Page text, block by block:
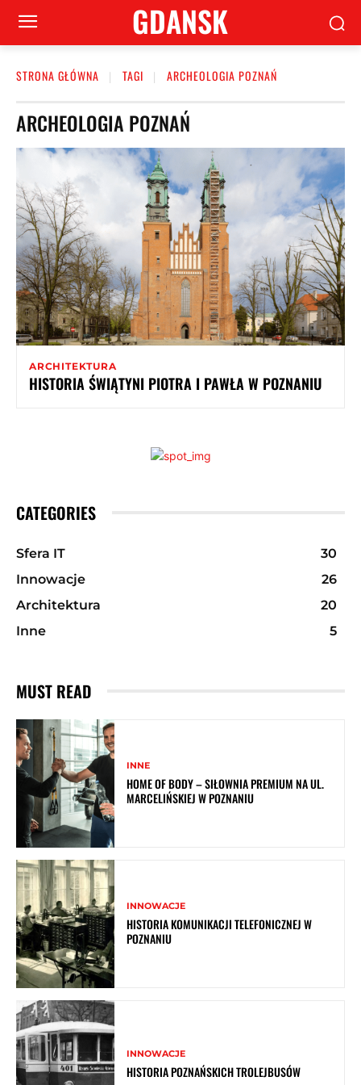
GDANSK
STRONA GŁÓWNA TAGI ARCHEOLOGIA POZNAŃ
ARCHEOLOGIA POZNAŃ
ARCHITEKTURA
HISTORIA ŚWIĄTYNI PIOTRA I PAWŁA W POZNANIU
CATEGORIES
Sfera IT
30
Innowacje
26
Architektura
20
Inne
5
MUST READ
INNE
HOME OF BODY – SIŁOWNIA PREMIUM NA UL.
MARCELIŃSKIEJ W POZNANIU
INNOWACJE
HISTORIA KOMUNIKACJI TELEFONICZNEJ W
POZNANIU
INNOWACJE
HISTORIA POZNAŃSKICH TROLEJBUSÓW